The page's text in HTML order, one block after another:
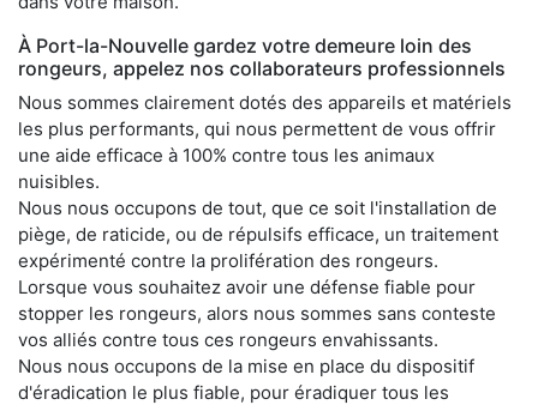
À Port-la-Nouvelle gardez votre demeure loin des
rongeurs, appelez nos collaborateurs professionnels
Nous sommes clairement dotés des appareils et matériels
les plus performants, qui nous permettent de vous offrir
une aide efficace à 100% contre tous les animaux
nuisibles.
Nous nous occupons de tout, que ce soit l'installation de
piège, de raticide, ou de répulsifs efficace, un traitement
expérimenté contre la prolifération des rongeurs.
Lorsque vous souhaitez avoir une défense fiable pour
stopper les rongeurs, alors nous sommes sans conteste
vos alliés contre tous ces rongeurs envahissants.
Nous nous occupons de la mise en place du dispositif
d'éradication le plus fiable, pour éradiquer tous les